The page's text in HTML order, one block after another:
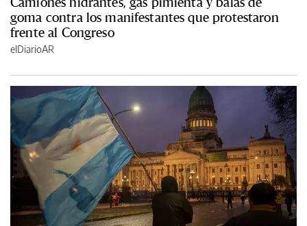
goma contra los manifestantes que protestaron
frente al Congreso
elDiarioAR